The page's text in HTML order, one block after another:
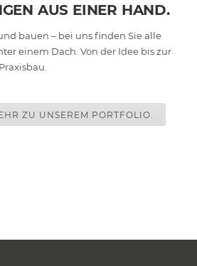
AUS EINER HAND.
bauen – bei uns finden Sie alle
einem Dach. Von der Idee bis zur
ZU UNSEREM PORTFOLIO.